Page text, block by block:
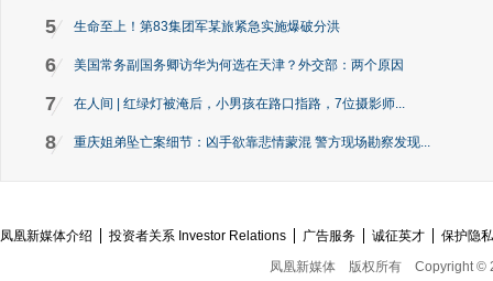
5 生命至上！第83集团军某旅紧急实施爆破分洪
6 美国常务副国务卿访华为何选在天津？外交部：两个原因
7 在人间 | 红绿灯被淹后，小男孩在路口指路，7位摄影师...
8 重庆姐弟坠亡案细节：凶手欲靠悲情蒙混 警方现场勘察发现...
凤凰新媒体介绍 投资者关系 Investor Relations 广告服务 诚征英才
保护隐
凤凰新媒体
版权所有 Copyright ©